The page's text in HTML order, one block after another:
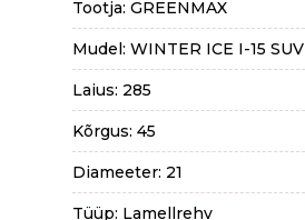
Tootja: GREENMAX
Mudel: WINTER ICE I-15 SUV
Laius: 285
Kõrgus: 45
Diameeter: 21
Tüüp: Lamellrehv